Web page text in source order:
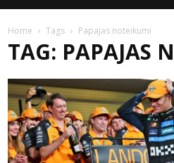
Home Tags Papajas noteikumi
TAG: PAPAJAS